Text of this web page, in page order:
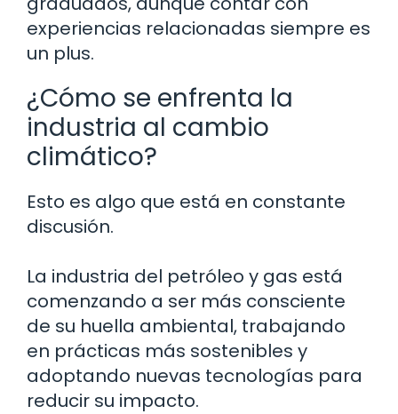
experiencias relacionadas siempre es
un plus.
¿Cómo se enfrenta la
industria al cambio
climático?
Esto es algo que está en constante
discusión.
La industria del petróleo y gas está
comenzando a ser más consciente
de su huella ambiental, trabajando
en prácticas más sostenibles y
adoptando nuevas tecnologías para
reducir su impacto.